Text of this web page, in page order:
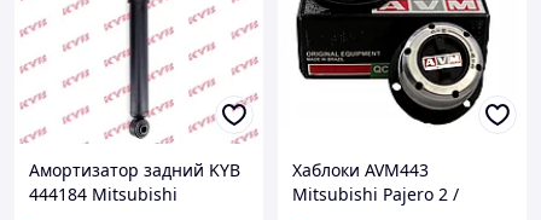
Амортизатор задний KYB
444184 Mitsubishi
Хаблоки AVM443
Mitsubishi Pajero 2 /